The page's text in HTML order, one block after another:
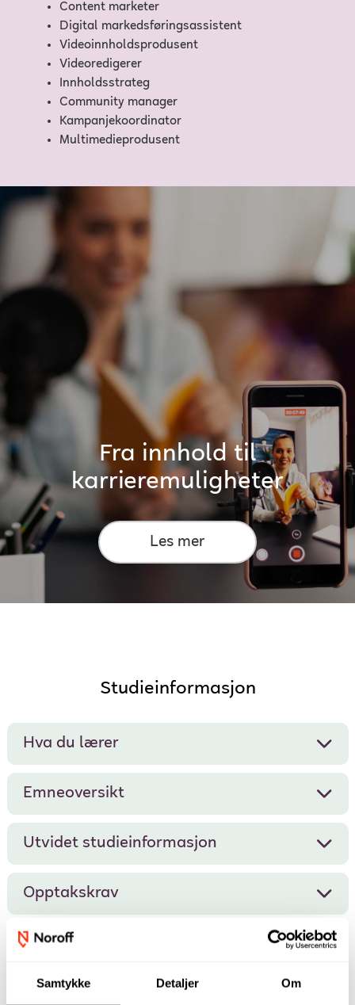
Samtykke Detaljer Om
Content marketer
Digital markedsføringsassistent
Videoinnholdsprodusent
Videoredigerer
Innholdsstrateg
Community manager
Kampanjekoordinator
Multimedieprodusent
Fra innhold til
karrieremuligheter
Les mer
Studieinformasjon
Hva du lærer
Emneoversikt
Utvidet studieinformasjon
Opptakskrav
Finansiering